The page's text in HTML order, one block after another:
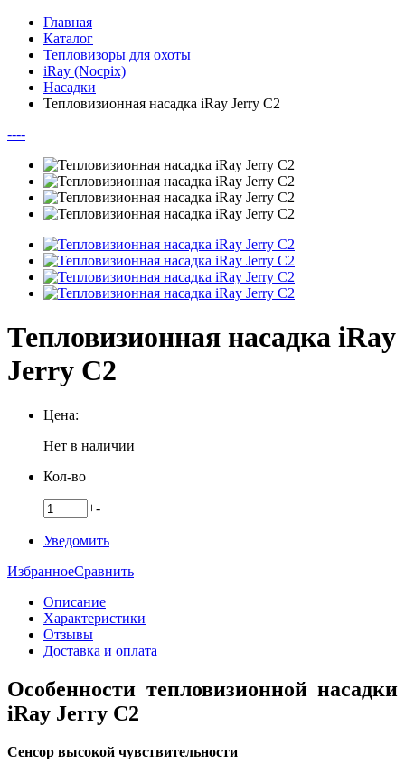
Главная
Каталог
Тепловизоры для охоты
iRay (Nocpix)
Насадки
Тепловизионная насадка iRay Jerry C2
----
Тепловизионная насадка iRay
Jerry C2
Цена:
Нет в наличии
Кол-во
+-
Уведомить
ИзбранноеСравнить
Описание
Характеристики
Отзывы
Доставка и оплата
Особенности тепловизионной насадки
iRay Jerry C2
Сенсор высокой чувствительности